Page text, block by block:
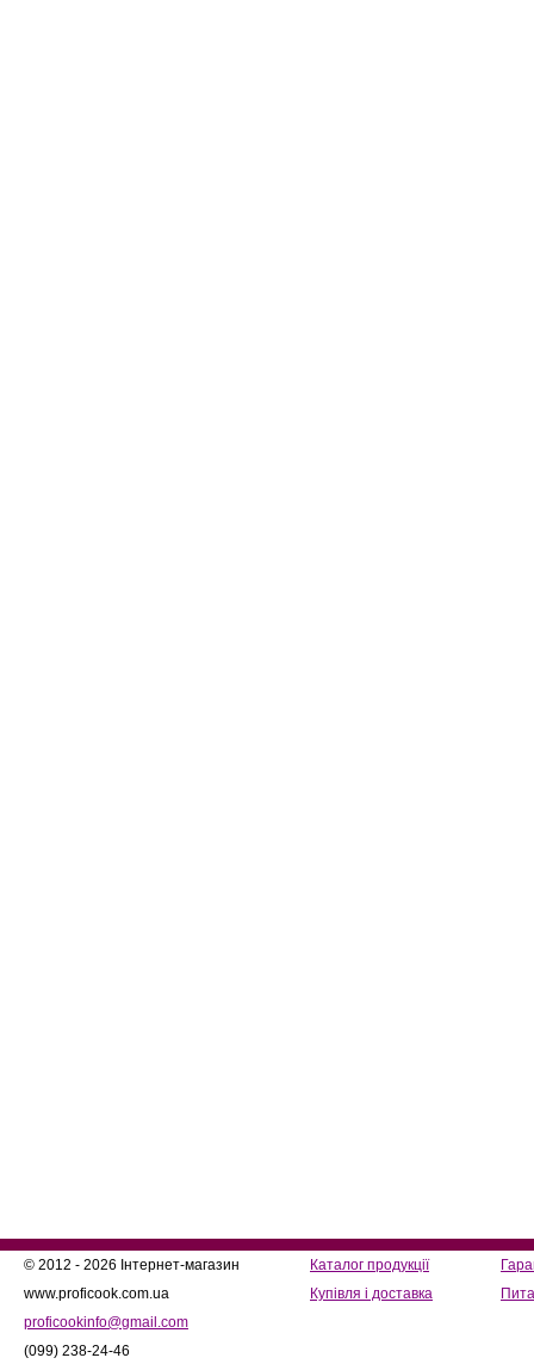
© 2012 - 2026 Інтернет-магазин
www.proficook.com.ua
proficookinfo@gmail.com
(099) 238-24-46
Каталог продукції
Купівля і доставка